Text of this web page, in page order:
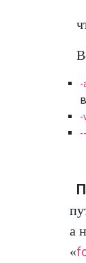
-
-
а
«